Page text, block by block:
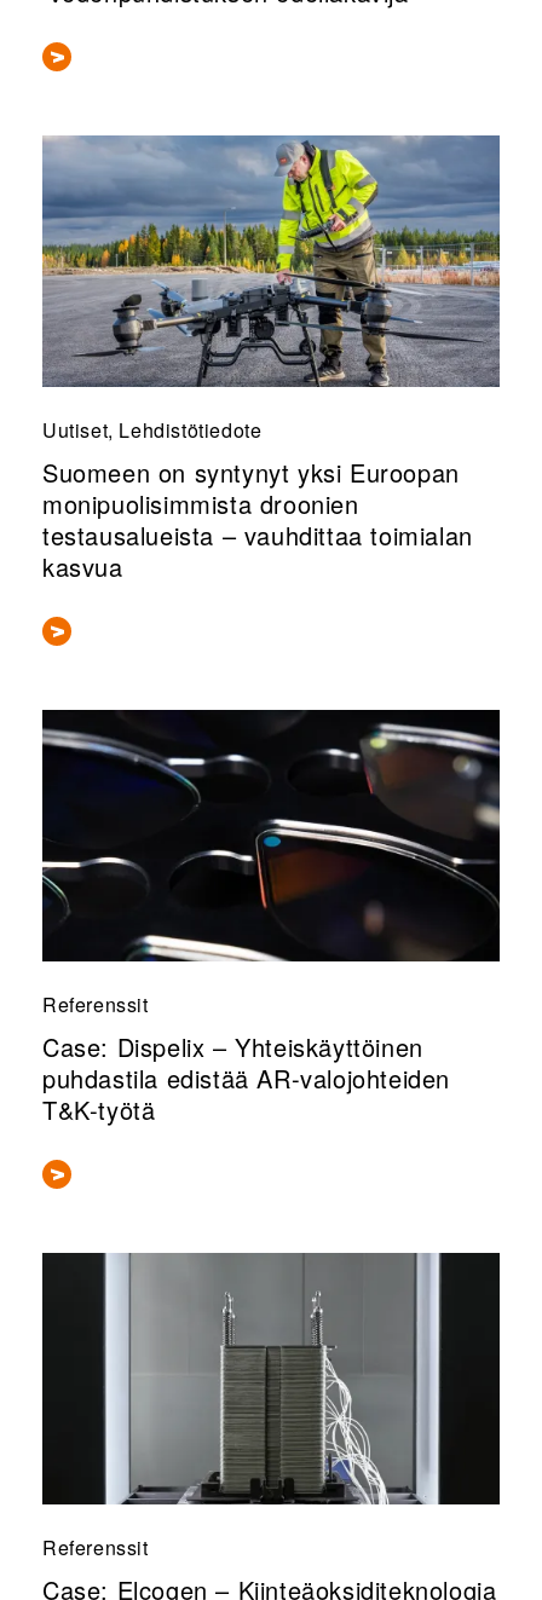
Uutiset, Lehdistötiedote
Suomeen on syntynyt yksi Euroopan
monipuolisimmista droonien
testausalueista – vauhdittaa toimialan
kasvua
Referenssit
Case: Dispelix – Yhteiskäyttöinen
puhdastila edistää AR-valojohteiden
T&K-työtä
Referenssit
Case: Elcogen – Kiinteäoksiditeknologia